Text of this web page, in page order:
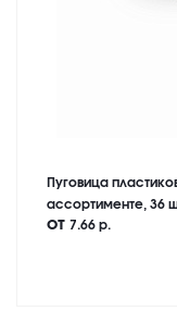
Пуговица
ассортименте, 36
от 7.66 р.